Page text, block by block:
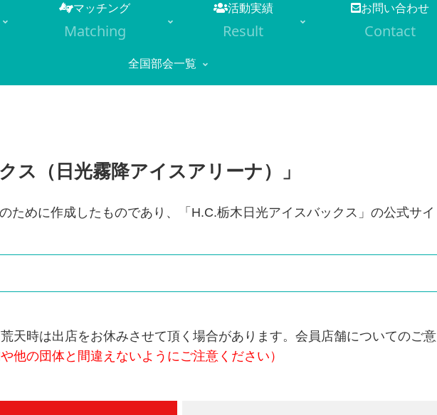
マッチング
Matching
活動実績
Result
お問い合わせ
Contact
全国部会一覧
ス（日光霧降アイスアリーナ）」
ために作成したものであり、「H.C.栃木日光アイスバックス」の公式サイ
天時は出店をお休みさせて頂く場合があります。会員店舗についてのご
他の団体と間違えないようにご注意ください）